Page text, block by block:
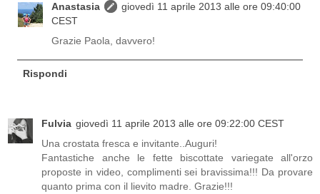
Anastasia
giovedì 11 aprile 2013 alle ore 09:40:00
CEST
Grazie Paola, davvero!
Rispondi
Fulvia giovedì 11 aprile 2013 alle ore 09:22:00 CEST
Una crostata fresca e invitante..Auguri!
Fantastiche anche le fette biscottate variegate all'orzo
proposte in video, complimenti sei bravissima!!! Da provare
quanto prima con il lievito madre. Grazie!!!